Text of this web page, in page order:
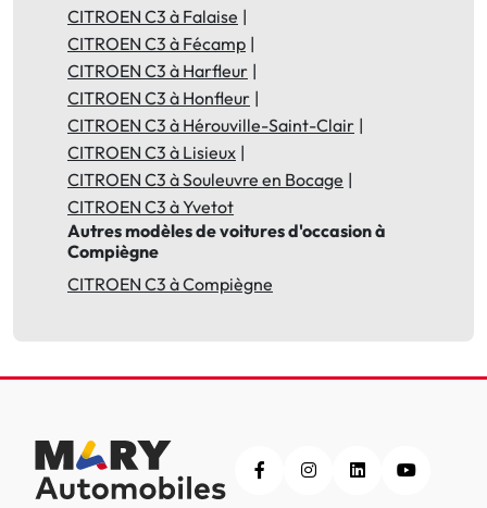
CITROEN C3 à Falaise
CITROEN C3 à Fécamp
CITROEN C3 à Harfleur
CITROEN C3 à Honfleur
CITROEN C3 à Hérouville-Saint-Clair
CITROEN C3 à Lisieux
CITROEN C3 à Souleuvre en Bocage
CITROEN C3 à Yvetot
Autres modèles de voitures d'occasion à
Compiègne
CITROEN C3 à Compiègne